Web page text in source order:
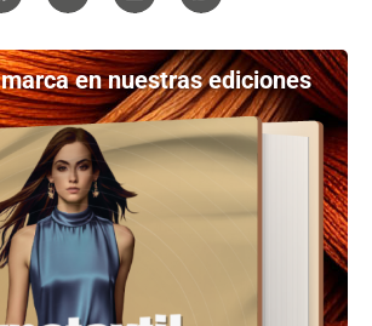
en nuestras ediciones